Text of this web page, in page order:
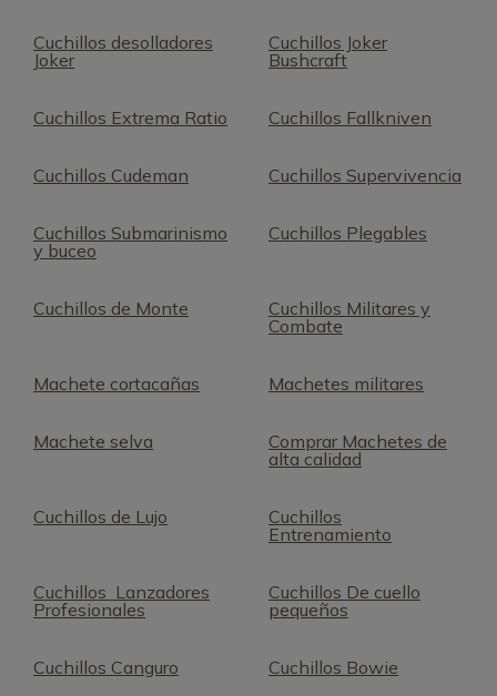
Cuchillos desolladores
Joker
Cuchillos Joker
Bushcraft
Cuchillos Extrema Ratio Cuchillos Fallkniven
Cuchillos Cudeman Cuchillos Supervivencia
Cuchillos Submarinismo
y buceo
Cuchillos Plegables
Cuchillos de Monte
Cuchillos Militares y
Combate
Machete cortacañas Machetes militares
Machete selva
Comprar Machetes de
alta calidad
Cuchillos de Lujo
Cuchillos
Entrenamiento
Cuchillos Lanzadores
Profesionales
Cuchillos De cuello
pequeños
Cuchillos Canguro Cuchillos Bowie